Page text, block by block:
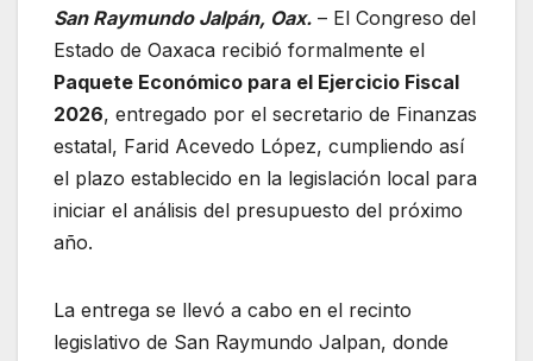
San Raymundo Jalpán, Oax. – El Congreso del
Estado de Oaxaca recibió formalmente el
Paquete Económico para el Ejercicio Fiscal
2026, entregado por el secretario de Finanzas
estatal, Farid Acevedo López, cumpliendo así
el plazo establecido en la legislación local para
iniciar el análisis del presupuesto del próximo
año.
La entrega se llevó a cabo en el recinto
legislativo de San Raymundo Jalpan, donde